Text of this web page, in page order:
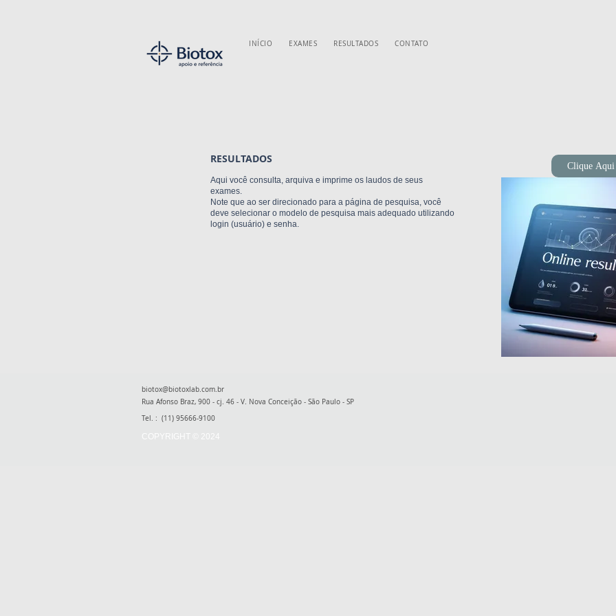
INÍCIO EXAMES RESULTADOS CONTATO
RESULTADOS
Aqui você consulta, arquiva e imprime os laudos de seus
exames.
Note que ao ser direcionado para a página de pesquisa, você
deve selecionar o modelo de pesquisa mais adequado utilizando
login (usuário) e senha.
Clique Aqui
biotox@biotoxlab.com.br
Rua Afonso Braz, 900 - cj. 46 - V. Nova Conceição - São Paulo - SP
Tel. : (11) 95666-9100
COPYRIGHT © 2024